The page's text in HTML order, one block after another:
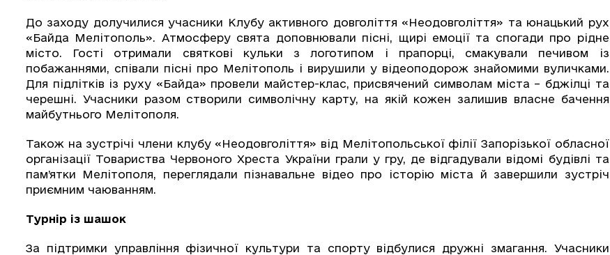
До заходу долучилися учасники Клубу активного довголіття «Неодовголіття» та юнацький рух
«Байда Мелітополь». Атмосферу свята доповнювали пісні, щирі емоції та спогади про рідне
місто. Гості отримали святкові кульки з логотипом і прапорці, смакували печивом із
побажаннями, співали пісні про Мелітополь і вирушили у відеоподорож знайомими вуличками.
Для підлітків із руху «Байда» провели майстер-клас, присвячений символам міста – бджілці та
черешні. Учасники разом створили символічну карту, на якій кожен залишив власне бачення
майбутнього Мелітополя.
Також на зустрічі члени клубу «Неодовголіття» від Мелітопольської філії Запорізької обласної
організації Товариства Червоного Хреста України грали у гру, де відгадували відомі будівлі та
пам’ятки Мелітополя, переглядали пізнавальне відео про історію міста й завершили зустріч
приємним чаюванням.
Турнір із шашок
За підтримки управління фізичної культури та спорту відбулися дружні змагання. Учасники